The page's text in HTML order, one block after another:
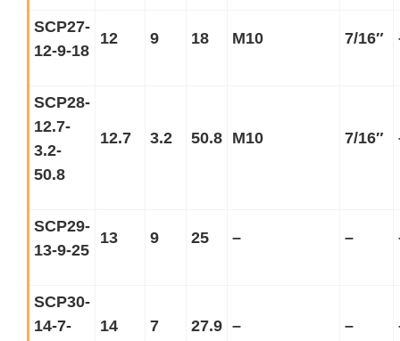
SCP27-
12-9-18
12 9 18 M10 7/16″
SCP28-
12.7-
3.2-
50.8
12.7 3.2 50.8 M10 7/16″
SCP29-
13-9-25
13 9 25 – –
SCP30-
14-7-
14 7 27.9 – –